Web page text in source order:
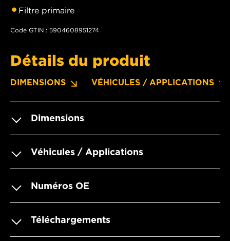
Filtre primaire
Code GTIN : 5904608951274
Détails du produit
DIMENSIONS VÉHICULES / APPLICATIONS
Dimensions
Véhicules / Applications
Numéros OE
Téléchargements